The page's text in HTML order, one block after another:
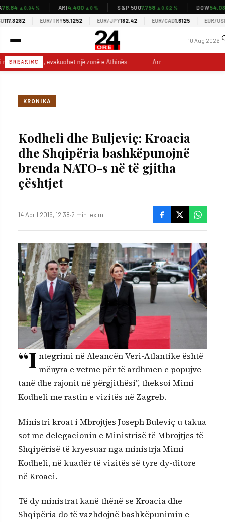
▲0.84 % ARI4,400▲0 % S&P 5007,758▲0.62 % DOW54,037
EUR/TRY55.1252 EUR/JPY182.42 EUR/CAD1.6125 EUR/USD
10 Aug 2026
BREAKING
në Greqi, evakuohet një zonë e Athinës Arrestohet 70-vjeçari,
KRONIKA
Kodheli dhe Buljeviç: Kroacia
dhe Shqipëria bashkëpunojnë
brenda NATO-s në të gjitha
çështjet
14 April 2016, 12:38·2 min lexim
“I ntegrimi në Aleancën Veri-Atlantike është
mënyra e vetme për të ardhmen e popujve
tanë dhe rajonit në përgjithësi”, theksoi Mimi
Kodheli me rastin e vizitës në Zagreb.
Ministri kroat i Mbrojtjes Joseph Buleviç u takua
sot me delegacionin e Ministrisë të Mbrojtjes të
Shqipërisë të kryesuar nga ministrja Mimi
Kodheli, në kuadër të vizitës së tyre dy-ditore
në Kroaci.
Të dy ministrat kanë thënë se Kroacia dhe
Shqipëria do të vazhdojnë bashkëpunimin e